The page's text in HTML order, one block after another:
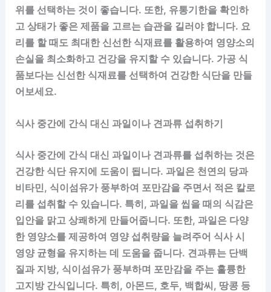
위를 선택하는 것이 좋습니다. 또한, 유통기한을 확인하
고 상태가 좋은 제품을 고르는 습관을 길러야 합니다. 요
리를 할 때도 최대한 신선한 식재료를 활용하여 영양소의
손실을 최소화하고 건강을 유지할 수 있습니다. 가공 식
품보다는 신선한 식재료를 선택하여 건강한 식단을 만들
어보세요.
식사 중간에 간식 대신 과일이나 견과류 섭취하기
식사 중간에 간식 대신 과일이나 견과류를 섭취하는 것은
건강한 식단 유지에 도움이 됩니다. 과일은 천연의 당과
비타민, 식이섬유가 풍부하여 포만감을 주면서 적은 칼로
리를 섭취할 수 있습니다. 특히, 과일을 씹을 때의 식감은
입안을 맑고 상쾌하게 만들어줍니다. 또한, 과일은 다양
한 영양소를 제공하여 영양 섭취량을 늘려주어 식사 시
영양 균형을 유지하는 데 도움을 줍니다. 견과류는 단백
질과 지방, 식이섬유가 풍부하며 포만감을 주는 훌륭한
고지방 간식입니다. 특히, 아몬드, 호두, 백합씨, 땅콩 등